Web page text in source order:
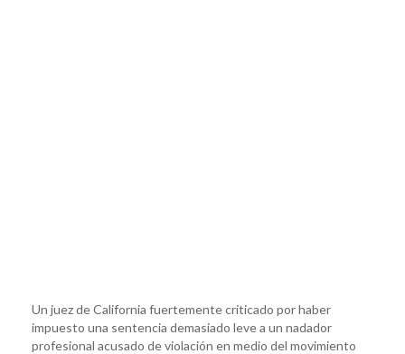
Un juez de California fuertemente criticado por haber
impuesto una sentencia demasiado leve a un nadador
profesional acusado de violación en medio del movimiento